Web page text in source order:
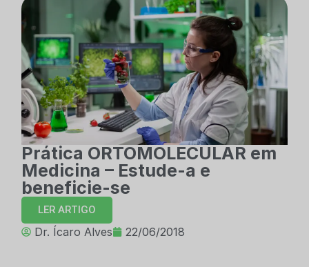
Prática ORTOMOLECULAR em
Medicina – Estude-a e
beneficie-se
LER ARTIGO
Dr. Ícaro Alves 22/06/2018